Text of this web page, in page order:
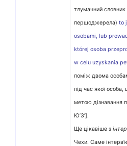
тлумачний
першоджерела)to
osobami, lub
której osoba
w celu uzyskania
поміж двома
під час якої особа,
метою дізнавання
Ю’З’].
Ще цікавіше з
Чехи. Саме